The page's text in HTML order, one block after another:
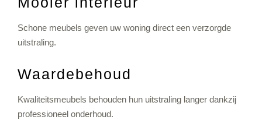
Schone meubels geven uw woning direct een verzorgde
uitstraling.
Waardebehoud
Kwaliteitsmeubels behouden hun uitstraling langer dankzij
professioneel onderhoud.